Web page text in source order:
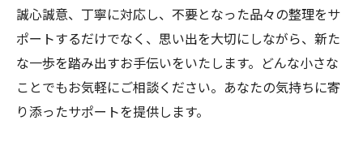
誠心誠意、丁寧に対応し、不要となった品々の整理をサ
ポートするだけでなく、思い出を大切にしながら、新た
な一歩を踏み出すお手伝いをいたします。どんな小さな
ことでもお気軽にご相談ください。あなたの気持ちに寄
り添ったサポートを提供します。